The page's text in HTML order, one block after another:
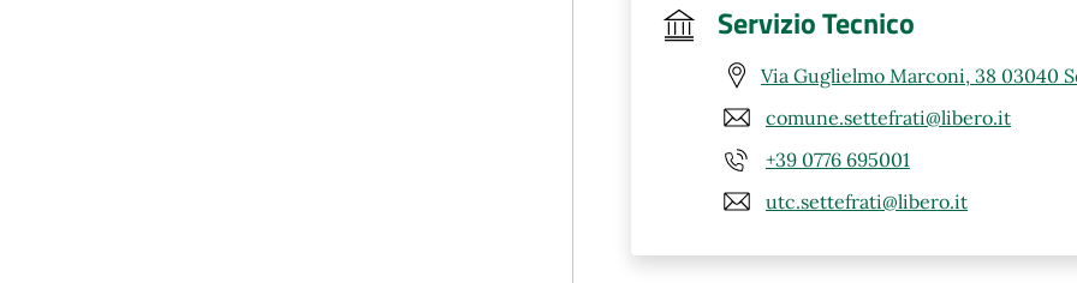
Servizio Tecnico
Via Guglielmo Marconi, 38 03040
comune.settefrati@libero.it
+39 0776 695001
utc.settefrati@libero.it